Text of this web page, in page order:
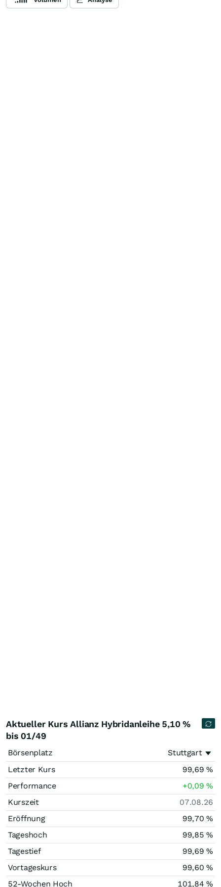
Aktueller Kurs Allianz Hybridanleihe 5,10 %
bis 01/49
Börsenplatz
Stuttgart
Letzter Kurs
99,69 %
Performance
+0,09%
Kurszeit
07.08.26
Eröffnung
99,70 %
Tageshoch
99,85 %
Tagestief
99,69 %
Vortageskurs
99,60%
52-Wochen Hoch
101,84%